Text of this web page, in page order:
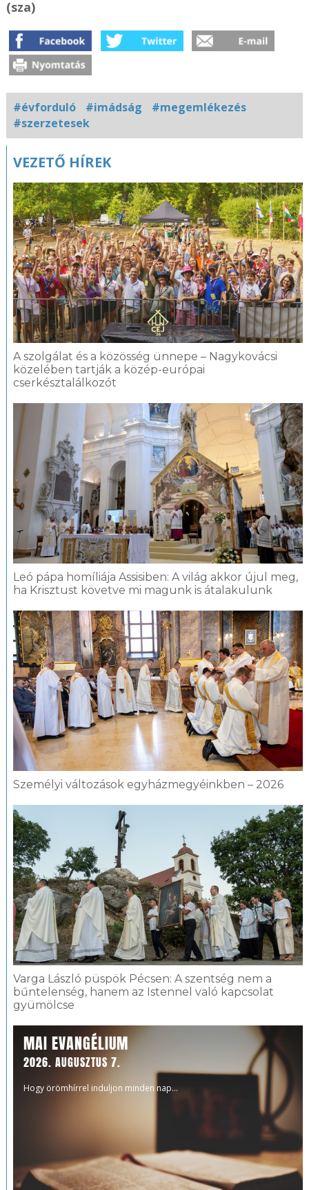
(sza)
#évforduló #imádság
#megemlékezés
#szerzetesek
Kapcsolódó
VEZETŐ HÍREK
A szolgálat és a közösség ünnepe – Nagykovácsi
közelében tartják a közép-európai
cserkésztalálkozót
Leó pápa homíliája Assisiben: A világ akkor újul meg,
ha Krisztust követve mi magunk is átalakulunk
Személyi változások egyházmegyéinkben – 2026
Varga László püspök Pécsen: A szentség nem a
bűntelenség, hanem az Istennel való kapcsolat
gyümölcse
MAI EVANGÉLIUM
2026. AUGUSZTUS 7.
Hogy örömhírrel induljon minden nap...